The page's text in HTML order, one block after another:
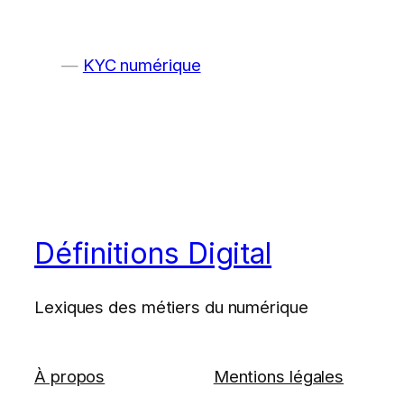
KYC numérique
Définitions Digital
Lexiques des métiers du numérique
À propos
Mentions légales